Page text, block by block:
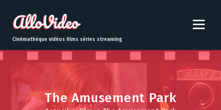
t
o
Cinémathèque vidéos films séries streaming
The Amusement Park